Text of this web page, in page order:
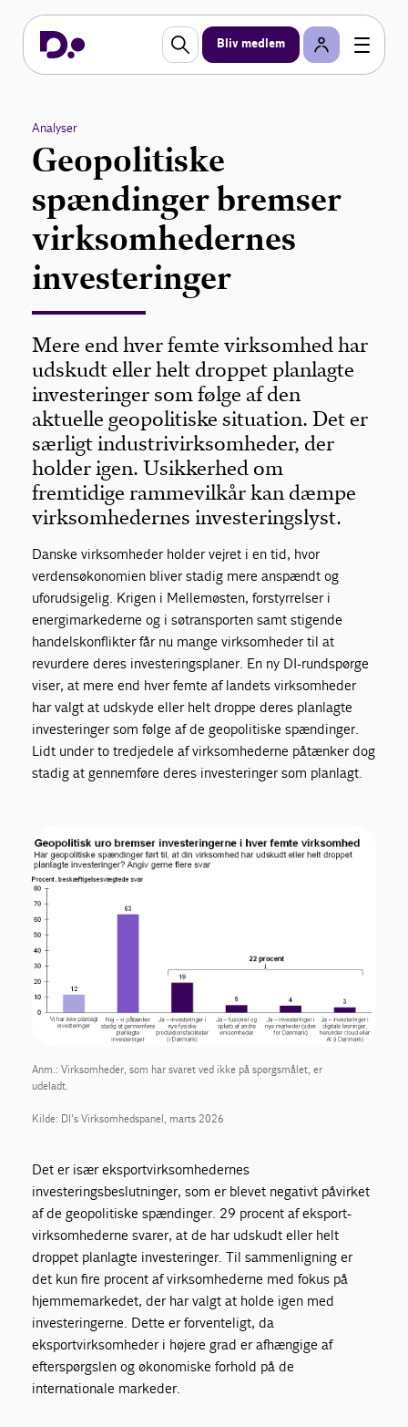
Bliv medlem
Analyser
Geopolitiske
spændinger bremser
virksomhedernes
investeringer
Mere end hver femte virksomhed har
udskudt eller helt droppet planlagte
investeringer som følge af den
aktuelle geopolitiske situation. Det er
særligt industrivirksomheder, der
holder igen. Usikkerhed om
fremtidige rammevilkår kan dæmpe
virksomhedernes investeringslyst.
Danske virksomheder holder vejret i en tid, hvor
verdensøkonomien bliver stadig mere anspændt og
uforudsigelig. Krigen i Mellemøsten, forstyrrelser i
energimarkederne og i søtransporten samt stigende
handelskonflikter får nu mange virksomheder til at
revurdere deres investeringsplaner. En ny DI-rundspørge
viser, at mere end hver femte af landets virksomheder
har valgt at udskyde eller helt droppe deres planlagte
investeringer som følge af de geopolitiske spændinger.
Lidt under to tredjedele af virksomhederne påtænker dog
stadig at gennemføre deres investeringer som planlagt.
Anm.: Virksomheder, som har svaret ved ikke på spørgsmålet, er
udeladt.
Kilde: DI's Virksomhedspanel, marts 2026
Det er især eksportvirksomhedernes
investeringsbeslutninger, som er blevet negativt påvirket
af de geopolitiske spændinger. 29 procent af eksport-
virksomhederne svarer, at de har udskudt eller helt
droppet planlagte investeringer. Til sammenligning er
det kun fire procent af virksomhederne med fokus på
hjemmemarkedet, der har valgt at holde igen med
investeringerne. Dette er forventeligt, da
eksportvirksomheder i højere grad er afhængige af
efterspørgslen og økonomiske forhold på de
internationale markeder.